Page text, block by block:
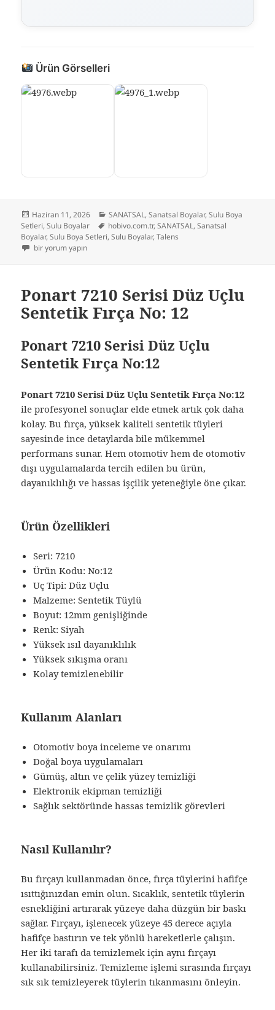
Ürün Görselleri
Yayın
tarihi
Haziran 11, 2026 Kategoriler
SANATSAL,Sanatsal Boyalar,Sulu Boya
Setleri,Sulu Boyalar Etiketler
hobivo.com.tr,SANATSAL,Sanatsal
Boyalar,Sulu Boya Setleri,Sulu Boyalar,Talens
Talens Van Gogh Tüp Sulu Boya Seti 12 Renk x 10 ml. Plastik Kutu için
bir yorum yapın
Ponart 7210 Serisi Düz Uçlu
Sentetik Fırça No: 12
Ponart 7210 Serisi Düz Uçlu
Sentetik Fırça No:12
Ponart 7210 Serisi Düz Uçlu Sentetik Fırça No:12
ile profesyonel sonuçlar elde etmek artık çok daha
kolay. Bu fırça, yüksek kaliteli sentetik tüyleri
sayesinde ince detaylarda bile mükemmel
performans sunar. Hem otomotiv hem de otomotiv
dışı uygulamalarda tercih edilen bu ürün,
dayanıklılığı ve hassas işçilik yeteneğiyle öne çıkar.
Ürün Özellikleri
Seri: 7210
Ürün Kodu: No:12
Uç Tipi: Düz Uçlu
Malzeme: Sentetik Tüylü
Boyut: 12mm genişliğinde
Renk: Siyah
Yüksek ısıl dayanıklılık
Yüksek sıkışma oranı
Kolay temizlenebilir
Kullanım Alanları
Otomotiv boya inceleme ve onarımı
Doğal boya uygulamaları
Gümüş, altın ve çelik yüzey temizliği
Elektronik ekipman temizliği
Sağlık sektöründe hassas temizlik görevleri
Nasıl Kullanılır?
Bu fırçayı kullanmadan önce, fırça tüylerini hafifçe
ısıttığınızdan emin olun. Sıcaklık, sentetik tüylerin
esnekliğini artırarak yüzeye daha düzgün bir baskı
sağlar. Fırçayı, işlenecek yüzeye 45 derece açıyla
hafifçe bastırın ve tek yönlü hareketlerle çalışın.
Her iki tarafı da temizlemek için aynı fırçayı
kullanabilirsiniz. Temizleme işlemi sırasında fırçayı
sık sık temizleyerek tüylerin tıkanmasını önleyin.